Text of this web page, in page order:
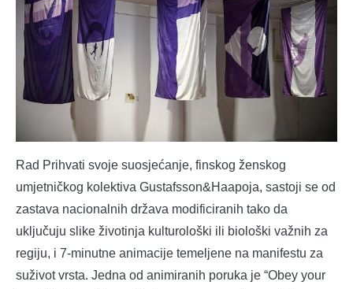
Rad Prihvati svoje suosjećanje, finskog ženskog
umjetničkog kolektiva Gustafsson&Haapoja, sastoji se od
zastava nacionalnih država modificiranih tako da
uključuju slike životinja kulturološki ili biološki važnih za
regiju, i 7-minutne animacije temeljene na manifestu za
suživot vrsta. Jedna od animiranih poruka je “Obey your